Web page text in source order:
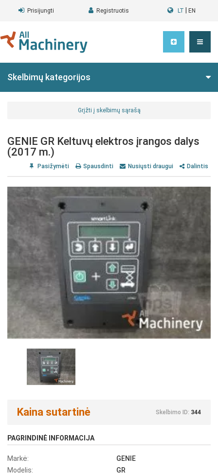
Prisijungti Registruotis LT EN
Skelbimų kategorijos
Grįžti į skelbimų sąrašą
GENIE GR Keltuvų elektros įrangos dalys
(2017 m.)
Pasižymėti Spausdinti Nusiųsti draugui Dalintis
Kaina sutartinė Skelbimo ID: 344
PAGRINDINĖ INFORMACIJA
Markė:
GENIE
Modelis:
GR